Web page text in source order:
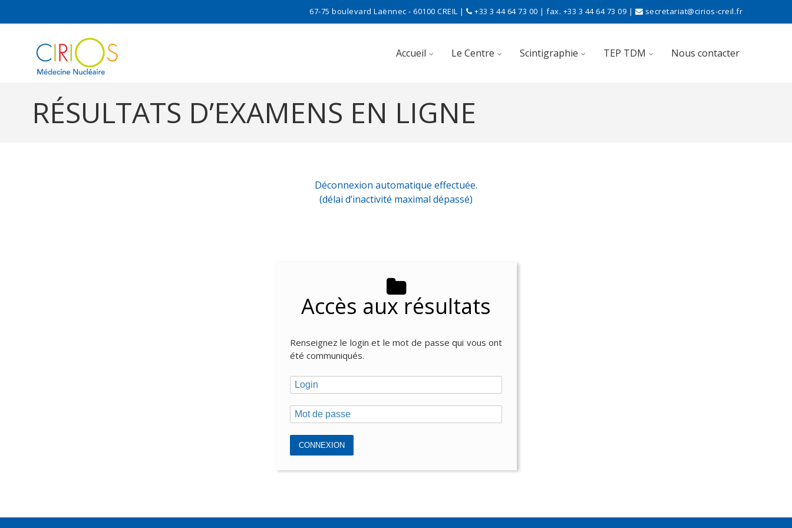
67-75 boulevard Laënnec - 60100 CREIL | +33 3 44 64 73 00 | fax. +33 3 44 64 73 09 | secretariat@cirios-creil.fr
Accueil Le Centre Scintigraphie TEP TDM Nous contacter
Skip to content
RÉSULTATS D’EXAMENS EN LIGNE
Déconnexion automatique effectuée.
(délai d’inactivité maximal dépassé)
Accès aux résultats
Renseignez le login et le mot de passe qui vous ont
été communiqués.
CONNEXION